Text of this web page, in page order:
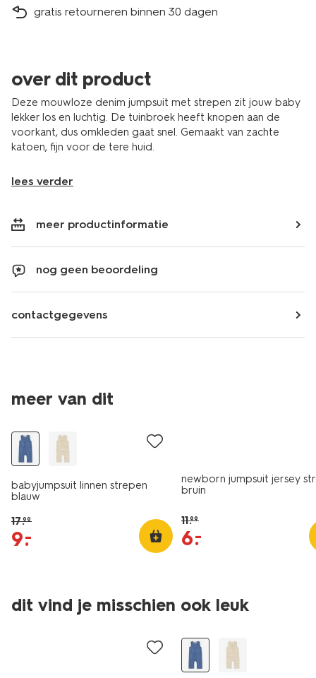
gratis retourneren binnen 30 dagen
over dit product
Deze mouwloze denim jumpsuit met strepen zit jouw baby
lekker los en luchtig. De tuinbroek heeft knopen aan de
voorkant, dus omkleden gaat snel. Gemaakt van zachte
katoen, fijn voor de tere huid.
lees verder
meer productinformatie
nog geen beoordeling
contactgegevens
meer van dit
sale
babyjumpsuit linnen strepen
blauw
17.99
9.
–
newborn jumpsuit jersey
bruin
11.99
6.
–
dit vind je misschien ook leuk
sale sale